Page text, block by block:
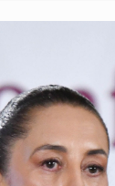
de
es detenido por
de Mirador de
acciones tras